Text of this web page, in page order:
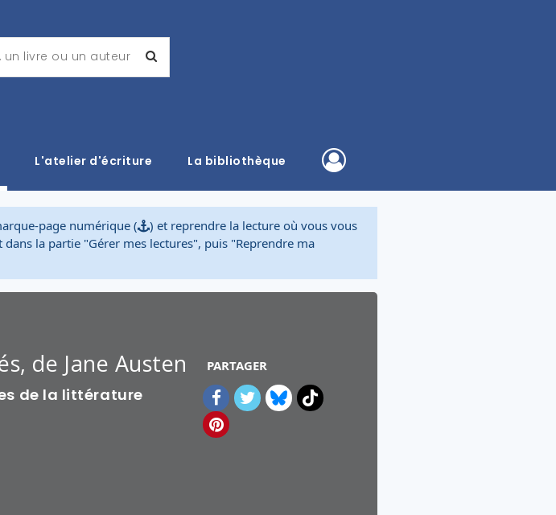
L'atelier d'écriture La bibliothèque
page numérique (
) et reprendre la lecture où vous vous
la partie "Gérer mes lectures", puis "Reprendre ma
de Jane Austen
de la littérature
PARTAGER